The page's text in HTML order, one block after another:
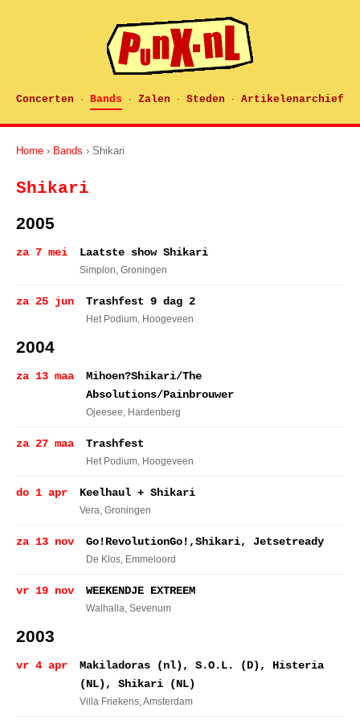
Concerten · Bands · Zalen · Steden · Artikelenarchief
Home › Bands › Shikari
Shikari
2005
za 7 mei Laatste show Shikari
Simplon, Groningen
za 25 jun Trashfest 9 dag 2
Het Podium, Hoogeveen
2004
za 13 maa
Mihoen?Shikari/The
Absolutions/Painbrouwer
Ojeesee, Hardenberg
za 27 maa Trashfest
Het Podium, Hoogeveen
do 1 apr Keelhaul + Shikari
Vera, Groningen
za 13 nov Go!RevolutionGo!,Shikari, Jetsetready
De Klos, Emmeloord
vr 19 nov WEEKENDJE EXTREEM
Walhalla, Sevenum
2003
vr 4 apr
Makiladoras (nl), S.O.L. (D), Histeria
(NL), Shikari (NL)
Villa Friekens, Amsterdam